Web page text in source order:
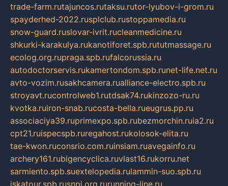
trade-farm.rutajuncos.rutaksu.rutor-lyubov-i-grom.ru
spayderhed-2022.rusplclub.rustoppamedia.ru
snow-guard.ruslovar-ivrit.rucleanmedicine.ru
shkurki-karakulya.rukanotiforet.spb.rututmassage.ru
ecolog.org.rupraga.spb.rufalcorussia.ru
autodoctorservis.rukamertondom.spb.runet-life.net.ru
avto-vozim.rusakhcamera.rualliance-electro.spb.ru
stroyavt.rucontrolweb1.rutdsak74.rukinzozo-ru.ru
kvotka.ruiron-snab.rucosta-bella.rueugrus.pp.ru
associaciya39.ruprimexpo.spb.rubezmorchin.ruia2.ru
cpt21.ruispecspb.ruregahost.rukolosok-elita.ru
tae-kwon.ruconsrio.com.ruinsiam.ruavegainfo.ru
archery161.rubigencyclica.ruvlast16.rukorru.net
sarmiento.spb.suextelopedia.rulammin-suo.spb.ru
iskatour.spb.rusnpi.org.rurunning-line.ru